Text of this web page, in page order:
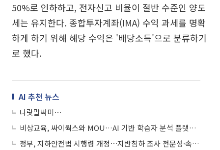
50%로 인하하고, 전자신고 비율이 절반 수준인 양도
세는 유지한다. 종합투자계좌(IMA) 수익 과세를 명확
하게 하기 위해 해당 수익은 '배당소득'으로 분류하기
로 했다.
AI 추천 뉴스
나랏말싸미⋯
비상교육, 싸이웍스와 MOU…AI 기반 학습자 분석 플랫폼 고도화
정부, 지하안전법 시행령 개정⋯지반침하 조사 전문성·속도↑